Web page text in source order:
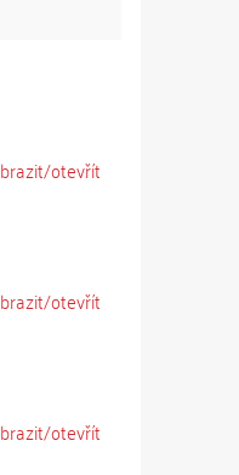
otevřít
otevřít
otevřít